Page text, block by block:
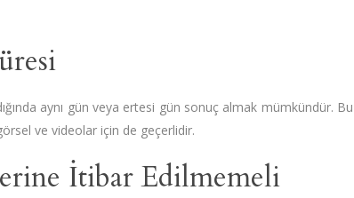
aynı gün veya ertesi gün sonuç almak mümkündür. Bu
ve videolar için de geçerlidir.
İtibar Edilmemeli